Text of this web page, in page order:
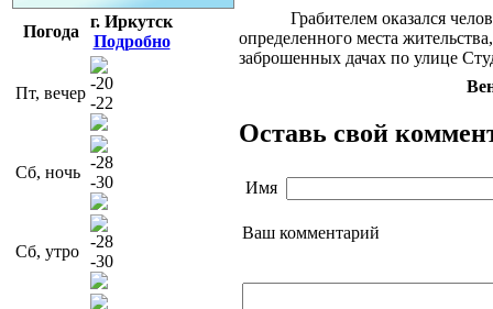
Погода
г. Иркутск
Подробно
Пт, вечер
-20
-22
Сб, ночь
-28
-30
Сб, утро
-28
-30
Грабителем оказался
определенного места
заброшенных дачах по улице
Оставь свой
Имя
Ваш комментарий